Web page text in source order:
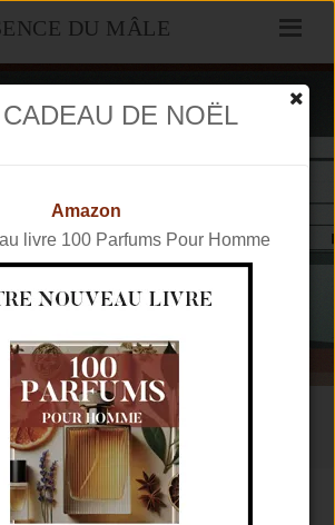
DU MÂLE
BLOG
DE NOËL
Amazon
livre 100 Parfums Pour Homme